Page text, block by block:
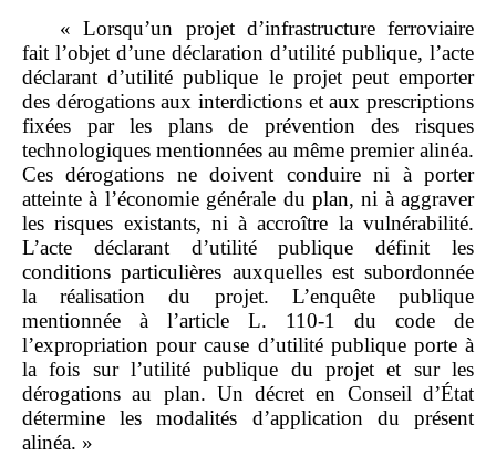
« Lorsqu’un projet d’infrastructure ferroviaire
fait l’objet d’une déclaration d’utilité publique, l’acte
déclarant d’utilité publique le projet peut emporter
des dérogations aux interdictions et aux prescriptions
fixées par les plans de prévention des risques
technologiques mentionnées au même premier alinéa.
Ces dérogations ne doivent conduire ni à porter
atteinte à l’économie générale du plan, ni à aggraver
les risques existants, ni à accroître la vulnérabilité.
L’acte déclarant d’utilité publique définit les
conditions particulières auxquelles est subordonnée
la réalisation du projet. L’enquête publique
mentionnée à l’article L. 110‑1 du code de
l’expropriation pour cause d’utilité publique porte à
la fois sur l’utilité publique du projet et sur les
dérogations au plan. Un décret en Conseil d’État
détermine les modalités d’application du présent
alinéa. »